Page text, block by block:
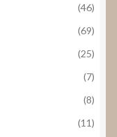
(46)
(69)
(25)
(7)
(8)
(11)